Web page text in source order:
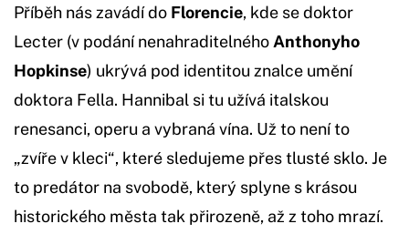
Příběh nás zavádí do Florencie, kde se doktor
Lecter (v podání nenahraditelného Anthonyho
Hopkinse) ukrývá pod identitou znalce umění
doktora Fella. Hannibal si tu užívá italskou
renesanci, operu a vybraná vína. Už to není to
„zvíře v kleci“, které sledujeme přes tlusté sklo. Je
to predátor na svobodě, který splyne s krásou
historického města tak přirozeně, až z toho mrazí.